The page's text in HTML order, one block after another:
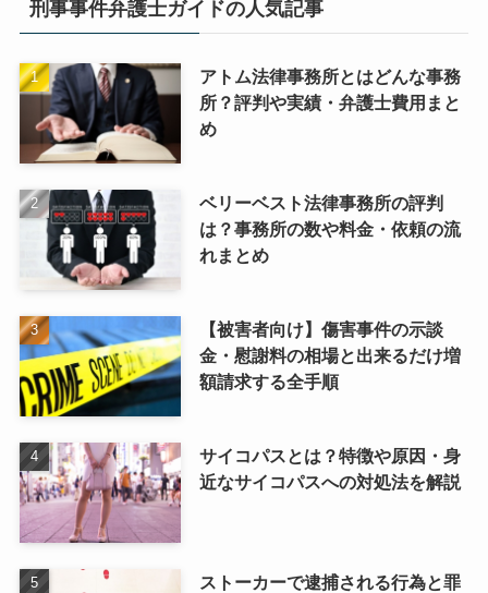
刑事事件弁護士ガイドの人気記事
アトム法律事務所とはどんな事務
所？評判や実績・弁護士費用まと
め
ベリーベスト法律事務所の評判
は？事務所の数や料金・依頼の流
れまとめ
【被害者向け】傷害事件の示談
金・慰謝料の相場と出来るだけ増
額請求する全手順
サイコパスとは？特徴や原因・身
近なサイコパスへの対処法を解説
ストーカーで逮捕される行為と罪